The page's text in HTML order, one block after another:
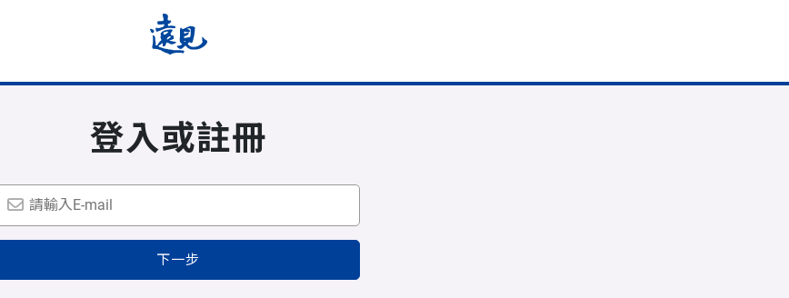
登入或註冊
下一步